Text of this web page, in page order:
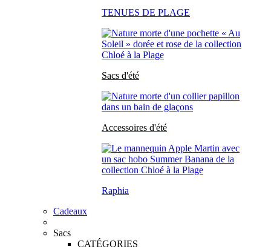
TENUES DE PLAGE
Sacs d'été
Accessoires d'été
Raphia
Cadeaux
Sacs
CATÉGORIES